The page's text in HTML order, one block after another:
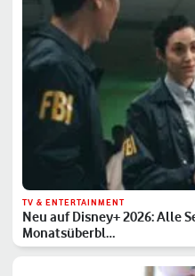
TV & ENTERTAINMENT
Neu auf Disney+ 2026: Alle
Monatsüberbl…